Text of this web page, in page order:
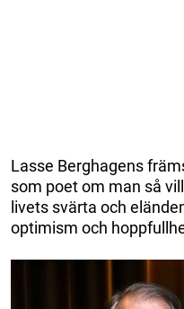
Lasse Berghagens
som poet om man så
livets svärta och
optimism och